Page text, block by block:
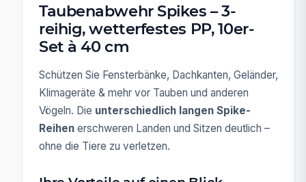
Taubenabwehr Spikes – 3-
reihig, wetterfestes PP, 10er-
Set à 40 cm
Schützen Sie Fensterbänke, Dachkanten, Geländer,
Klimageräte & mehr vor Tauben und anderen
Vögeln. Die unterschiedlich langen Spike-
Reihen erschweren Landen und Sitzen deutlich –
ohne die Tiere zu verletzen.